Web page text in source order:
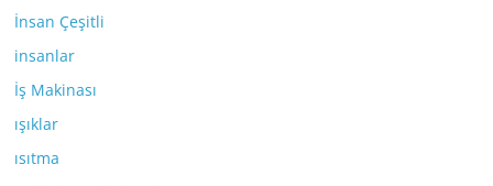
İnsan Çeşitli
insanlar
İş Makinası
ışıklar
ısıtma